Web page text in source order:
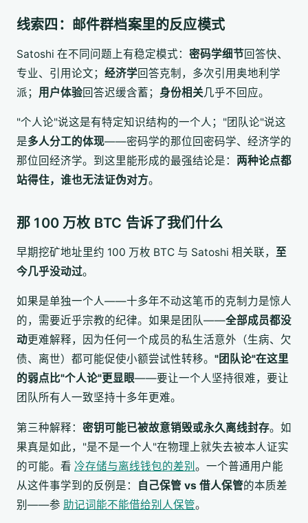
线索四：邮件群档案里的反应模式
Satoshi 在不同问题上有稳定模式： 密码学细节回答快、
专业、引用论文； 经济学回答克制，多次引用奥地利学
派； 用户体验回答迟缓含蓄； 身份相关几乎不回应。
"个人论"说这是有特定知识结构的一个人；"团队论"说这
是多人分工的体现——密码学的那位回密码学、经济学的
那位回经济学。到这里能形成的最强结论是： 两种论点都
站得住，谁也无法证伪对方。
那 100 万枚 BTC 告诉了我们什么
早期挖矿地址里约 100 万枚 BTC 与 Satoshi 相关联， 至
今几乎没动过。
如果是单独一个人——十多年不动这笔币的克制力是惊人
的，需要近乎宗教的纪律。如果是团队——全部成员都没
动更难解释，因为任何一个成员的私生活意外（生病、欠
债、离世）都可能促使小额尝试性转移。 "团队论"在这里
的弱点比"个人论"更显眼——要让一个人坚持很难，要让
团队所有人一致坚持十多年更难。
第三种解释： 密钥可能已被故意销毁或永久离线封存。如
果真是如此，"是不是一个人"在物理上就失去被本人证实
的可能。看 冷存储与离线钱包的差别 。一个普通用户能
从这件事学到的反例是：
自己保管 vs 借人保管的本质差
别——参 助记词能不能借给别人保管。